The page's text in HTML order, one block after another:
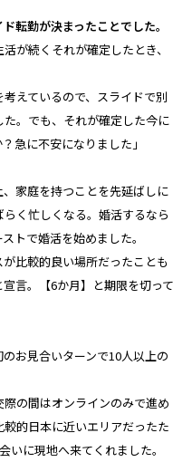
転勤が決まったことでした。
続く――それが確定したとき、
えているので、スライドで別
。でも、それが確定した今に
急に不安になりました」
家庭を持つことを先延ばしに
く忙しくなる。婚活するなら
トで婚活を始めました。
比較的良い場所だったことも
言。【6か月】と期限を切って
お見合いターンで10人以上の
の間はオンラインのみで進め
的日本に近いエリアだったた
いに現地へ来てくれました。